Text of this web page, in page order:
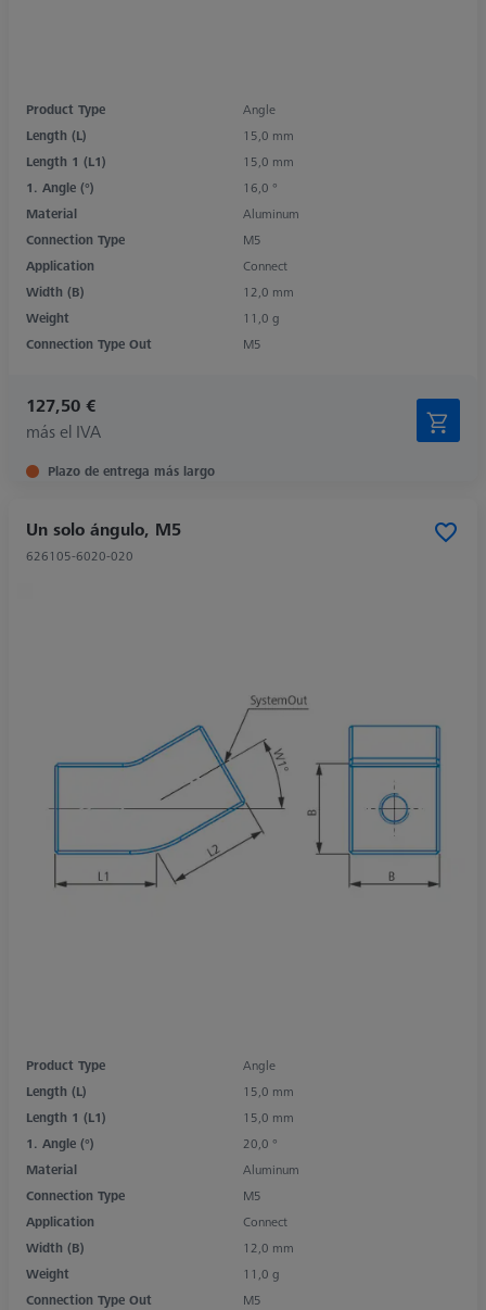
Product Type
Angle
Length (L)
15,0 mm
Length 1 (L1)
15,0 mm
1. Angle (°)
16,0 °
Material
Aluminum
Connection Type
M5
Application
Connect
Width (B)
12,0 mm
Weight
11,0 g
Connection Type Out
M5
127,50 €
más el IVA
Plazo de entrega más largo
Un solo ángulo, M5
626105-6020-020
Product Type
Angle
Length (L)
15,0 mm
Length 1 (L1)
15,0 mm
1. Angle (°)
20,0 °
Material
Aluminum
Connection Type
M5
Application
Connect
Width (B)
12,0 mm
Weight
11,0 g
Connection Type Out
M5